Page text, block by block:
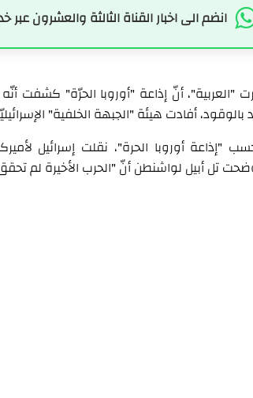
انضم الى اخبار القناة الثالثة والعشرون
"العربية"، أنّ إذاعة "أوروبا الحرّة" كشفت أنّه
بالوقود، أفادت هيئة "الجبهة الخلفية"
"إذاعة أوروبا الحرة"، نقلت إسرائيل
تل أبيل لواشنطن أنّ "الحرب الأخيرة لم